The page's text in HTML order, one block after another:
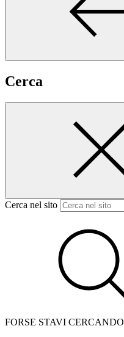
Cerca
Cerca nel sito
FORSE STAVI CERCANDO